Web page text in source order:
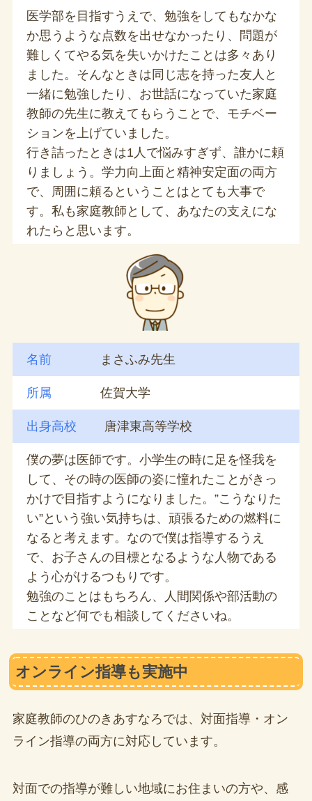
医学部を目指すうえで、勉強をしてもなかな
か思うような点数を出せなかったり、問題が
難しくてやる気を失いかけたことは多々あり
ました。そんなときは同じ志を持った友人と
一緒に勉強したり、お世話になっていた家庭
教師の先生に教えてもらうことで、モチベー
ションを上げていました。
行き詰ったときは1人で悩みすぎず、誰かに頼
りましょう。学力向上面と精神安定面の両方
で、周囲に頼るということはとても大事で
す。私も家庭教師として、あなたの支えにな
れたらと思います。
名前 まさふみ先生
所属 佐賀大学
出身高校 唐津東高等学校
僕の夢は医師です。小学生の時に足を怪我を
して、その時の医師の姿に憧れたことがきっ
かけで目指すようになりました。”こうなりた
い”という強い気持ちは、頑張るための燃料に
なると考えます。なので僕は指導するうえ
で、お子さんの目標となるような人物である
よう心がけるつもりです。
勉強のことはもちろん、人間関係や部活動の
ことなど何でも相談してくださいね。
オンライン指導も実施中
家庭教師のひのきあすなろでは、対面指導・オン
ライン指導の両方に対応しています。
対面での指導が難しい地域にお住まいの方や、感